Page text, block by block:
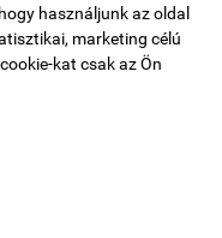
használjunk az oldal
marketing célú
kat csak az Ön